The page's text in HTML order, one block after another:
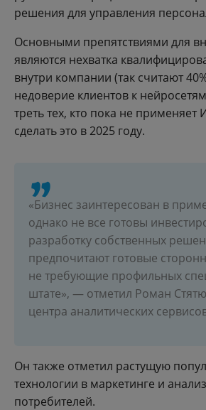
решения для управления
Основными препятствиями для
являются нехватка
внутри компании (так считают
недоверие клиентов к
треть тех, кто пока не применяет
сделать это в 2025 году.
«Бизнес заинтересован в
однако не все готовы
разработку собственных
предпочитают готовые
не требующие профильных
штате», — отметил Роман
центра аналитических
Он также отметил растущую
технологии в маркетинге и
потребителей.